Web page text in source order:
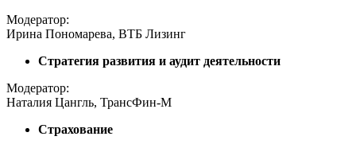
Модератор:
Ирина Пономарева, ВТБ Лизинг
Стратегия развития и аудит деятельности
Модератор:
Наталия Цангль, ТрансФин-М
Страхование